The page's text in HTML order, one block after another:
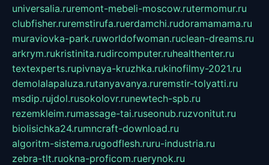
universalia.ruremont-mebeli-moscow.rutermomur.ru
clubfisher.ruremstirufa.ruerdamchi.rudoramamama.ru
muraviovka-park.ruworldofwoman.ruclean-dreams.ru
arkrym.rukristinita.rudircomputer.ruhealthenter.ru
textexperts.rupivnaya-kruzhka.rukinofilmy-2021.ru
demolalapaluza.rutanyavanya.ruremstir-tolyatti.ru
msdip.rujdol.rusokolovr.runewtech-spb.ru
rezemkleim.rumassage-tai.ruseonub.ruzvonitut.ru
biolisichka24.rumncraft-download.ru
algoritm-sistema.rugodflesh.ruru-industria.ru
zebra-tlt.ruokna-proficom.ruerynok.ru